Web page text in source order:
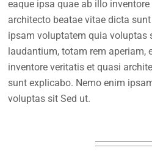
eaque ipsa quae ab illo
architecto beatae vitae dicta
ipsam voluptatem quia voluptas
laudantium, totam rem aperiam,
inventore veritatis et quasi
sunt explicabo. Nemo enim
voluptas sit Sed ut.